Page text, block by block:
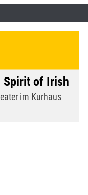
Spirit of Irish
im Kurhaus